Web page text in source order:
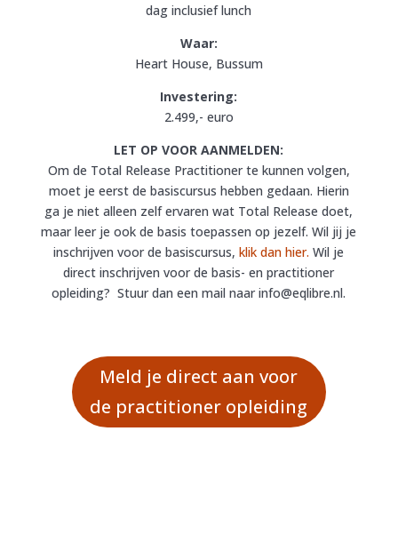
dag inclusief lunch
Waar:
Heart House, Bussum
Investering:
2.499,- euro
LET OP VOOR AANMELDEN:
Om de Total Release Practitioner te kunnen volgen,
moet je eerst de basiscursus hebben gedaan. Hierin
ga je niet alleen zelf ervaren wat Total Release doet,
maar leer je ook de basis toepassen op jezelf. Wil jij je
inschrijven voor de basiscursus,klik dan hier. Wil je
direct inschrijven voor de basis- en practitioner
opleiding? Stuur dan een mail naar info@eqlibre.nl.
Meld je direct aan voor
de practitioner opleiding